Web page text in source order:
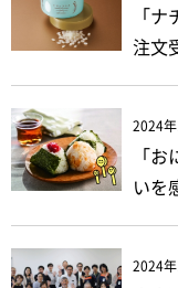
「
注文
2024年
「
いを
2024年